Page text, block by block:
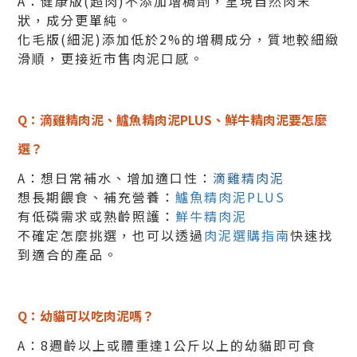
狀，成分更單純。
化毛版(細泥)添加低於2%的增稠成分，質地較細緻
滑順，更接近市售肉泥口感。
Q：滴雞精肉泥、鱸魚精肉泥PLUS、鮮牛精肉泥要怎麼
選？
A：想日常補水、增加適口性： 滴雞精肉泥
想長期餵食、補充營養： 鱸魚精肉泥PLUS
有低磷需求或熟齡照護： 鮮牛精肉泥
不確定怎麼挑選，也可以透過肉泥選購指南快速找
到適合的產品。
Q：幼貓可以吃肉泥嗎？
A：8週齡以上或體重達1公斤以上的幼貓即可食